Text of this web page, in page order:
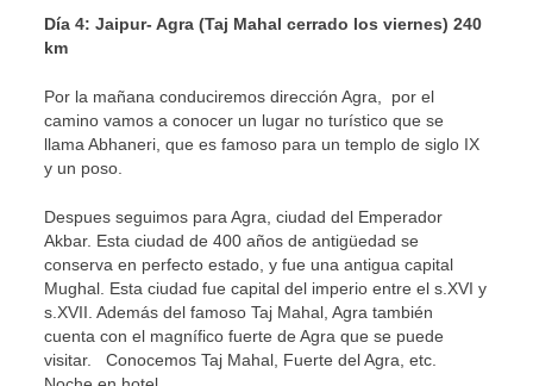
Día 4: Jaipur- Agra (Taj Mahal cerrado los viernes) 240
km
Por la mañana conduciremos dirección Agra, por el
camino vamos a conocer un lugar no turístico que se
llama Abhaneri, que es famoso para un templo de siglo IX
y un poso.
Despues seguimos para Agra, ciudad del Emperador
Akbar. Esta ciudad de 400 años de antigüedad se
conserva en perfecto estado, y fue una antigua capital
Mughal. Esta ciudad fue capital del imperio entre el s.XVI y
s.XVII. Además del famoso Taj Mahal, Agra también
cuenta con el magnífico fuerte de Agra que se puede
visitar. Conocemos Taj Mahal, Fuerte del Agra, etc.